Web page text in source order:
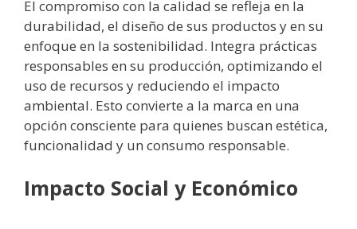
El compromiso con la calidad se refleja en la
durabilidad, el diseño de sus productos y en su
enfoque en la sostenibilidad. Integra prácticas
responsables en su producción, optimizando el
uso de recursos y reduciendo el impacto
ambiental. Esto convierte a la marca en una
opción consciente para quienes buscan estética,
funcionalidad y un consumo responsable.
Impacto Social y Económico